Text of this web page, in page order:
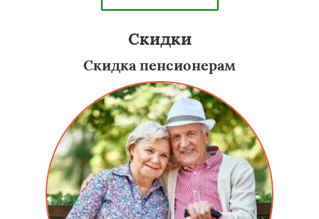
Скидки
Скидка пенсионерам